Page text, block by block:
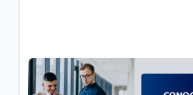
Fallas y problemas para navegar
| Empresas